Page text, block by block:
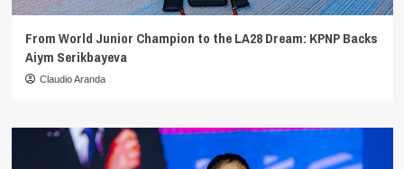
From World Junior Champion to the LA28 Dream: KPNP Backs
Aiym Serikbayeva
Claudio Aranda